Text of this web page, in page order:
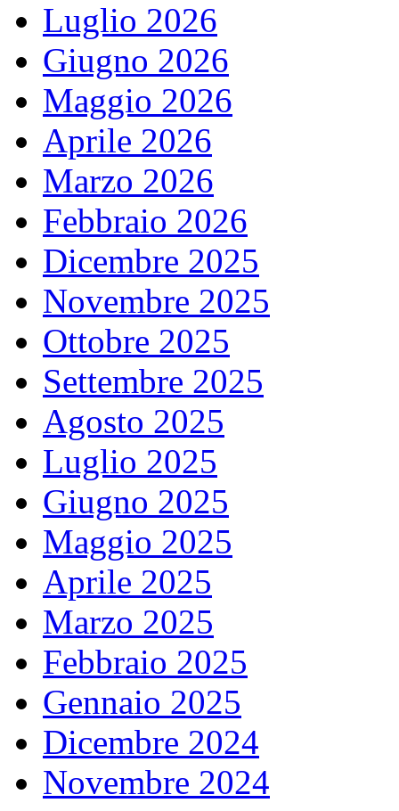
Luglio 2026
Giugno 2026
Maggio 2026
Aprile 2026
Marzo 2026
Febbraio 2026
Dicembre 2025
Novembre 2025
Ottobre 2025
Settembre 2025
Agosto 2025
Luglio 2025
Giugno 2025
Maggio 2025
Aprile 2025
Marzo 2025
Febbraio 2025
Gennaio 2025
Dicembre 2024
Novembre 2024